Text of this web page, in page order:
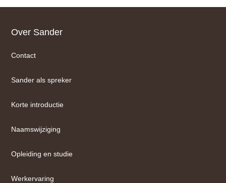
Footer
Over Sander
Contact
Sander als spreker
Korte introductie
Naamswijziging
Opleiding en studie
Werkervaring